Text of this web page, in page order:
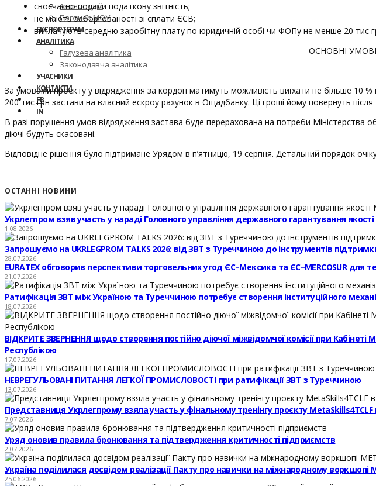
Анонс подій
Партнер МОУ
ЕКСПОРТЕРАМ
АНАЛІТИКА
Галузева аналітика
Законодавча аналітика
УЧАСНИКИ
КОНТАКТИ
FB
IN
своєчасно подали податкову звітність;
не мають заборгованості зі сплати ЄСВ;
виплачують середню заробітну плату по юридичній особі чи ФОПу не менше 20 тис
ОСНОВНІ
За умовами проекту у відрядження за кордон матимуть можливість виїхати не більше 10 %
200 тис грн застави на власний ескроу рахунок в Ощадбанку. Ці гроші йому повернуть
В разі порушення умов відрядження застава буде перерахована на потреби Міністерства
діючі будуть скасовані.
Відповідне рішення було підтримане Урядом в п’ятницю, 19 серпня. Детальний порядок
ОСТАННІ НОВИНИ
Укрлегпром взяв участь у нараді Головного управління державного гарантування
1.08.2026
Запрошуємо на UKRLEGPROM TALKS 2026: від ЗВТ з Туреччиною до інструментів
28.07.2026
EURATEX обговорив перспективи торговельних угод ЄС–Мексика та ЄС–MERCOSUR для
21.07.2026
Ратифікація ЗВТ між Україною та Туреччиною потребує створення інституційного
18.07.2026
ВІДКРИТЕ ЗВЕРНЕННЯ щодо створення постійно діючої міжвідомчої комісії при Кабінеті
Республікою
17.07.2026
НЕВРЕГУЛЬОВАНІ ПИТАННЯ ЛЕГКОЇ ПРОМИСЛОВОСТІ при ратифікації ЗВТ з Туреччиною
13.07.2026
Представниця Укрлегпрому взяла участь у фінальному тренінгу проєкту MetaSkills4TCLF
7.07.2026
Уряд оновив правила бронювання та підтвердження критичності підприємств
2.07.2026
Україна поділилася досвідом реалізації Пакту про навички на міжнародному воркшопі
25.06.2026